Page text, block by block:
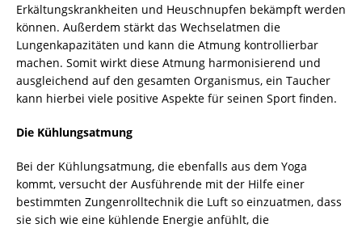
Erkältungskrankheiten und Heuschnupfen bekämpft werden
können. Außerdem stärkt das Wechselatmen die
Lungenkapazitäten und kann die Atmung kontrollierbar
machen. Somit wirkt diese Atmung harmonisierend und
ausgleichend auf den gesamten Organismus, ein Taucher
kann hierbei viele positive Aspekte für seinen Sport finden.
Die Kühlungsatmung
Bei der Kühlungsatmung, die ebenfalls aus dem Yoga
kommt, versucht der Ausführende mit der Hilfe einer
bestimmten Zungenrolltechnik die Luft so einzuatmen, dass
sie sich wie eine kühlende Energie anfühlt, die